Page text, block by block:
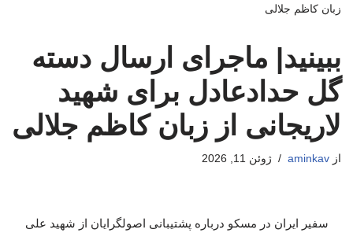
زبان کاظم جلالی
ببینید| ماجرای ارسال دسته
گل حدادعادل برای شهید
لاریجانی از زبان کاظم جلالی
از aminkav ژوئن 11, 2026
سفیر ایران در مسکو درباره پشتیبانی اصولگرایان از شهید علی